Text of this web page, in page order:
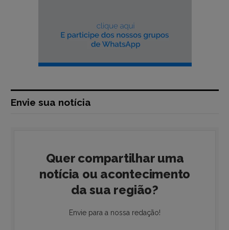
Envie sua notícia
Quer compartilhar uma
notícia ou acontecimento
da sua região?
Envie para a nossa redação!